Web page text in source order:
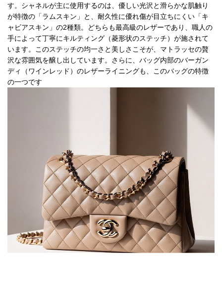
す。シャネルが主に使用するのは、優しい光沢と滑らかな肌触り
が特徴の「ラムスキン」と、耐久性に優れ傷が目立ちにくい「キ
ャビアスキン」の2種類。どちらも最高級のレザーであり、職人の
手によって丁寧にキルティング（菱形状のステッチ）が施されて
います。このステッチの均一さと美しさこそが、マトラッセの贅
沢な雰囲気を醸し出しています。さらに、バッグ内部のバーガン
ディ（ワインレッド）のレザーライニングも、このバッグの特徴
の一つです